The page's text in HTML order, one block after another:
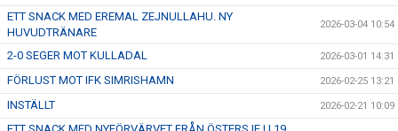
ETT SNACK MED EREMAL ZEJNULLAHU. NY
HUVUDTRÄNARE
2026-03-04 10:54
2-0 SEGER MOT KULLADAL 2026-03-01 14:31
FÖRLUST MOT IFK SIMRISHAMN 2026-02-25 13:21
INSTÄLLT 2026-02-21 10:09